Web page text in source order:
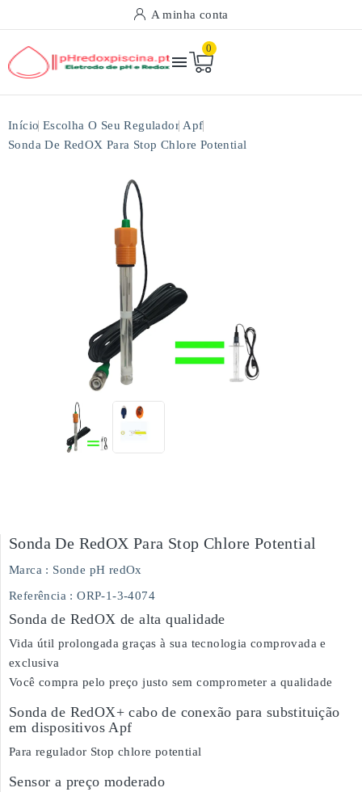
A minha conta

0
Início Escolha O Seu Regulador Apf
Sonda De RedOX Para Stop Chlore Potential
Sonda De RedOX Para Stop Chlore Potential
Marca : Sonde pH redOx
Referência : ORP-1-3-4074
Sonda de RedOX de alta qualidade
Vida útil prolongada graças à sua tecnologia comprovada e
exclusiva
Você compra pelo preço justo sem comprometer a qualidade
Sonda de RedOX+ cabo de conexão para substituição
em dispositivos Apf
Para regulador Stop chlore potential
Sensor a preço moderado